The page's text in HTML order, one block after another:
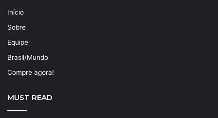
Início
Sobre
Equipe
Brasil/Mundo
Compre agora!
MUST READ